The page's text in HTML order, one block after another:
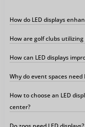
How do LED displays
How are golf clubs utilizing
How can LED displays
Why do event spaces need
How to choose an LED
center?